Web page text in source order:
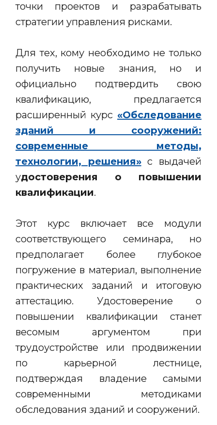
точки проектов и разрабатывать
стратегии управления рисками.
Для тех, кому необходимо не только
получить новые знания, но и
официально подтвердить свою
квалификацию, предлагается
расширенный курс «Обследование
зданий и сооружений:
современные методы,
технологии, решения»с выдачей
удостоверения о повышении
квалификации.
Этот курс включает все модули
соответствующего семинара, но
предполагает более глубокое
погружение в материал, выполнение
практических заданий и итоговую
аттестацию. Удостоверение о
повышении квалификации станет
весомым аргументом при
трудоустройстве или продвижении
по карьерной лестнице,
подтверждая владение самыми
современными методиками
обследования зданий и сооружений.